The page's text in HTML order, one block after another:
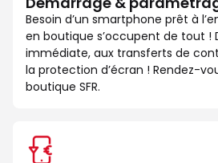
Besoin d’un smartphone prêt à
en boutique s’occupent de tout !
immédiate, aux transferts de
la protection d’écran ! Rendez-
boutique SFR.